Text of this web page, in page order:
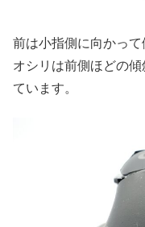
前は小指側に向かって
オシリは前側ほどの
ています。